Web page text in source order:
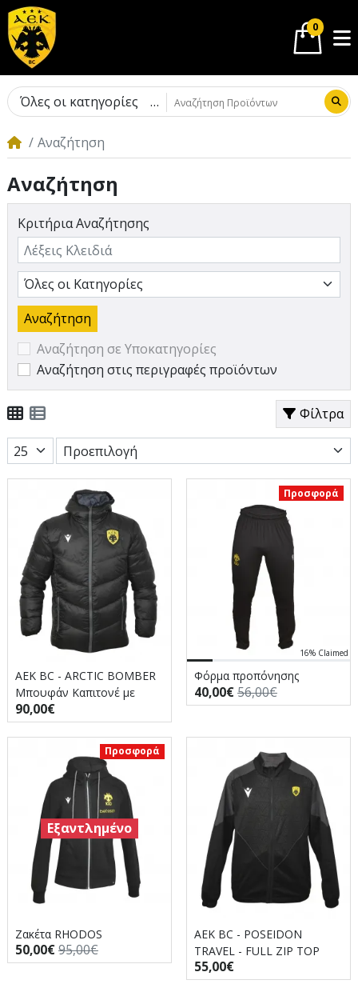
0
Όλες οι κατηγορίες
Αναζήτηση
Αναζήτηση
Κριτήρια Αναζήτησης
Αναζήτηση σε Υποκατηγορίες
Αναζήτηση στις περιγραφές προϊόντων
Φίλτρα
AEK BC - ARCTIC BOMBER
Μπουφάν Καπιτονέ με
κουκούλα
90,00€
Προσφορά
16% Claimed
Φόρμα προπόνησης
40,00€56,00€
Προσφορά
Εξαντλημένο
Ζακέτα RHODOS
50,00€95,00€
AEK BC - POSEIDON
TRAVEL - FULL ZIP TOP
CONFORTEX ζακέτα
55,00€